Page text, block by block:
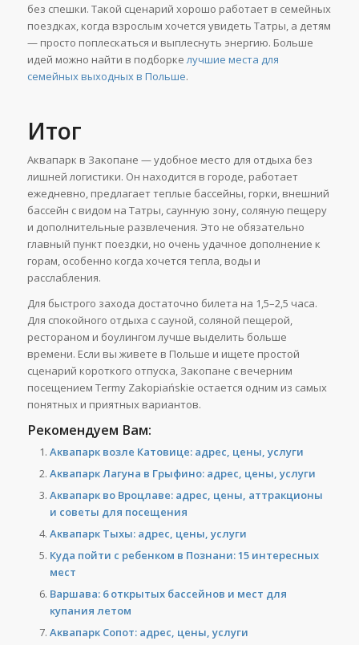
без спешки. Такой сценарий хорошо работает в семейных
поездках, когда взрослым хочется увидеть Татры, а детям
— просто поплескаться и выплеснуть энергию. Больше
идей можно найти в подборке лучшие места для
семейных выходных в Польше.
Итог
Аквапарк в Закопане — удобное место для отдыха без
лишней логистики. Он находится в городе, работает
ежедневно, предлагает теплые бассейны, горки, внешний
бассейн с видом на Татры, саунную зону, соляную пещеру
и дополнительные развлечения. Это не обязательно
главный пункт поездки, но очень удачное дополнение к
горам, особенно когда хочется тепла, воды и
расслабления.
Для быстрого захода достаточно билета на 1,5–2,5 часа.
Для спокойного отдыха с сауной, соляной пещерой,
рестораном и боулингом лучше выделить больше
времени. Если вы живете в Польше и ищете простой
сценарий короткого отпуска, Закопане с вечерним
посещением Termy Zakopiańskie остается одним из самых
понятных и приятных вариантов.
Рекомендуем Вам:
Аквапарк возле Катовице: адрес, цены, услуги
Аквапарк Лагуна в Грыфино: адрес, цены, услуги
Аквапарк во Вроцлаве: адрес, цены, аттракционы
и советы для посещения
Аквапарк Тыхы: адрес, цены, услуги
Куда пойти с ребенком в Познани: 15 интересных
мест
Варшава: 6 открытых бассейнов и мест для
купания летом
Аквапарк Сопот: адрес, цены, услуги